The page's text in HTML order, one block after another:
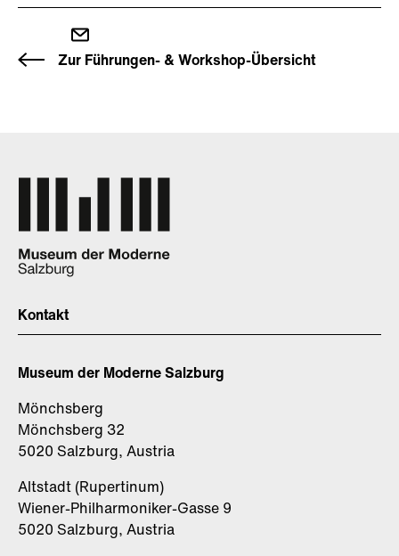
Zur Führungen- & Workshop-Übersicht
Kontakt
Museum der Moderne Salzburg
Mönchsberg
Mönchsberg 32
5020 Salzburg, Austria
Altstadt (Rupertinum)
Wiener-Philharmoniker-Gasse 9
5020 Salzburg, Austria